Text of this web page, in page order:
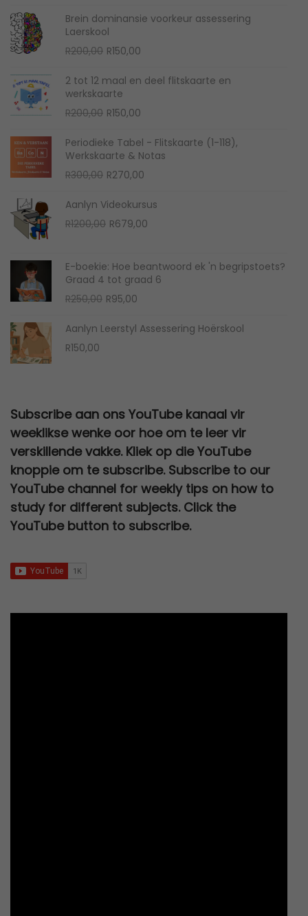
Brein dominansie voorkeur assessering
Laerskool
R200,00 R150,00
2 tot 12 maal en deel flitskaarte en
werkskaarte
R200,00 R150,00
Periodieke Tabel - Flitskaarte (1-118),
Werkskaarte & Notas
R300,00 R270,00
Aanlyn Videokursus
R1200,00 R679,00
E-boekie: Hoe beantwoord ek 'n begripstoets?
Graad 4 tot graad 6
R250,00 R95,00
Aanlyn Leerstyl Assessering Hoërskool
R150,00
Subscribe aan ons YouTube kanaal vir
weeklikse wenke oor hoe om te leer vir
verskillende vakke. Kliek op die YouTube
knoppie om te subscribe. Subscribe to our
YouTube channel for weekly tips on how to
study for different subjects. Click the
YouTube button to subscribe.